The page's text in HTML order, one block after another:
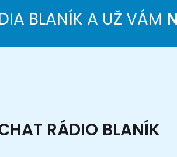
BLANÍK A UŽ VÁM
RÁDIO BLANÍK